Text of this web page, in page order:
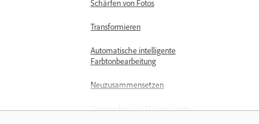
Schärfen von Fotos
Transformieren
Automatische intelligente
Farbtonbearbeitung
Neuzusammensetzen
Verwenden von Aktionen zum